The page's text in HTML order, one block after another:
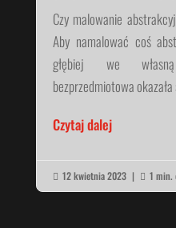
Czy malowanie
Aby namalować coś
głębiej we
bezprzedmiotowa
Czytaj dalej
 12 kwietnia 2023 |  1 min.